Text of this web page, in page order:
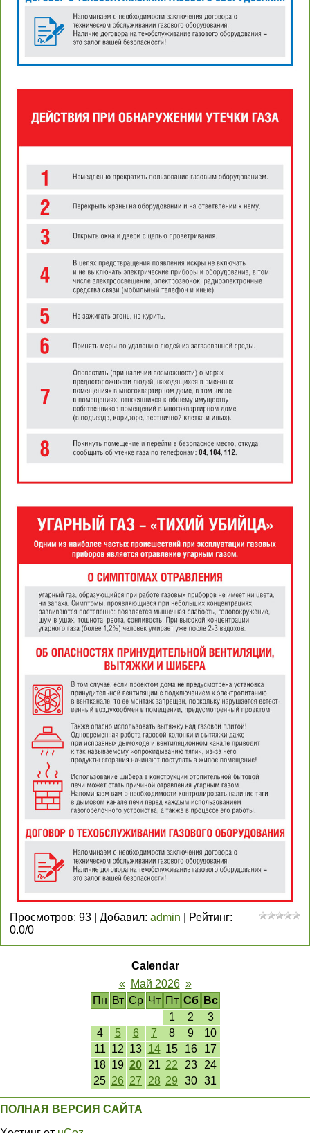
Просмотров: 93 Добавил: admin Рейтинг:
0.0/0
Calendar
«
Май 2026 »
Пн Вт Ср Чт Пт Сб
Вс
1
2
3
4
5 6 7 8 9
10
11 12 13 14 15 16
17
18 19 20 21 22 23
24
25 26 27 28 29 30 31
ПОЛНАЯ ВЕРСИЯ САЙТА